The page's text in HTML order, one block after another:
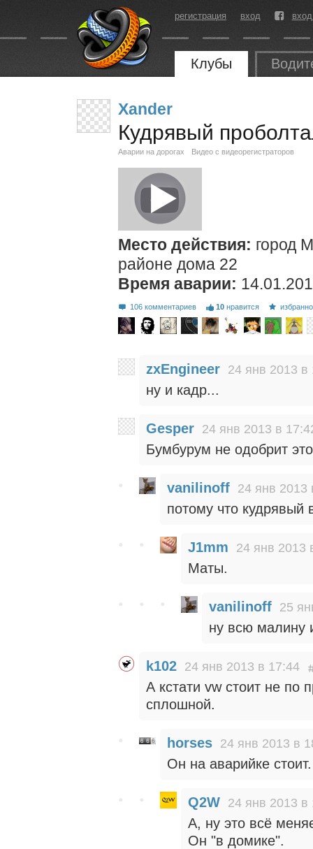
регистрация вход
Клубы
Xander
Кудрявый
Аварии на дорогах Видео с видеорегистраторов
Место действия: город
районе дома 22
Время аварии:
106 комментариев 10 нравится
zxEngineer 24 янв 2013 в
ну и кадр...
Gesper 24 янв 2013 в
Бумбурум не одобрит
vanilinoff 24 янв 2013
потому что кудрявый
J1mm 24 янв 2013
Маты.
vanilinoff 25
ну всю малину
k102 24 янв 2013 в 17:44
А кстати vw стоит не по
сплошной.
horses 24 янв 2013 в
Он на аварийке стоит.
Q2W 24 янв 2013 в
А, ну это всё
Он "в домике".